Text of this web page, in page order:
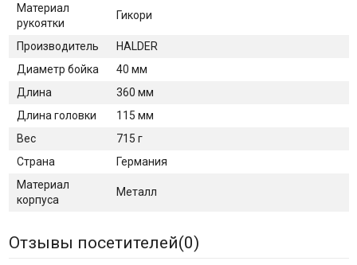
Материал
рукоятки
Гикори
Производитель
HALDER
Диаметр бойка
40 мм
Длина
360 мм
Длина головки
115 мм
Вес
715 г
Страна
Германия
Материал
корпуса
Металл
Отзывы посетителей(0)